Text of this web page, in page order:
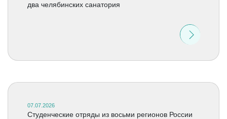
два челябинских санатория
07.07.2026
Студенческие отряды из восьми регионов России